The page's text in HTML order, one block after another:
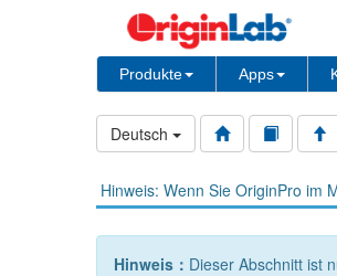
Produkte Apps
Deutsch
Hinweis: Wenn Sie OriginPro im
Hinweis： Dieser Abschnitt ist